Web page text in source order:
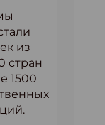
из
стран
1500